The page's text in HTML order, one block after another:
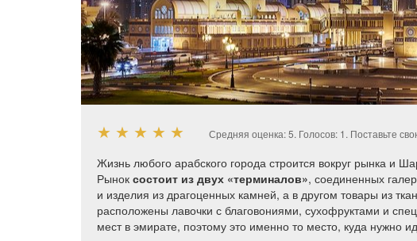
★ ★ ★ ★ ★ Средняя оценка:5. Голосов: 1 . Поставьте
Жизнь любого арабского города строится вокруг рынка и
Рынок состоит из двух «терминалов», соединенных
и изделия из драгоценных камней, а в другом товары из
расположены лавочки с благовониями, сухофруктами и
мест в эмирате, поэтому это именно то место, куда нужно